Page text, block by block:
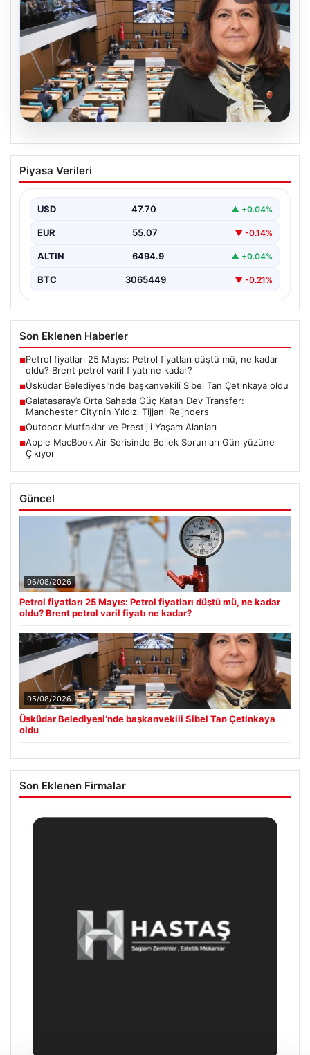
05.08.2026
Üsküdar Belediyesi’nde başkanvekili
Sibel Tan Çetinkaya oldu
Piyasa Verileri
USD 47.70 ▲ +0.04%
EUR 55.07 ▼ -0.14%
ALTIN 6494.9 ▲ +0.04%
BTC 3065449 ▼ -0.21%
Son Eklenen Haberler
■Petrol fiyatları 25 Mayıs: Petrol fiyatları düştü mü, ne kadar
oldu? Brent petrol varil fiyatı ne kadar?
■Üsküdar Belediyesi’nde başkanvekili Sibel Tan Çetinkaya oldu
■Galatasaray’a Orta Sahada Güç Katan Dev Transfer:
Manchester City’nin Yıldızı Tijjani Reijnders
■Outdoor Mutfaklar ve Prestijli Yaşam Alanları
■Apple MacBook Air Serisinde Bellek Sorunları Gün yüzüne
Çıkıyor
Güncel
06/08/2026
Petrol fiyatları 25 Mayıs: Petrol fiyatları düştü mü, ne kadar
oldu? Brent petrol varil fiyatı ne kadar?
05/08/2026
Üsküdar Belediyesi’nde başkanvekili Sibel Tan Çetinkaya
oldu
Son Eklenen Firmalar